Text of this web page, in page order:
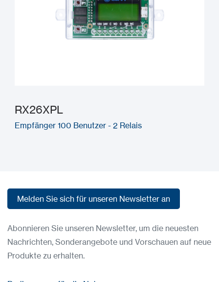
RX26XPL
Empfänger 100 Benutzer - 2 Relais
Melden Sie sich für unseren Newsletter an
Abonnieren Sie unseren Newsletter, um die neuesten
Nachrichten, Sonderangebote und Vorschauen auf neue
Produkte zu erhalten.